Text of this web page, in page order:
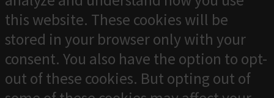
this website. These cookies will be
stored in your browser only with your
consent. You also have the option to opt-
out of these cookies. But opting out of